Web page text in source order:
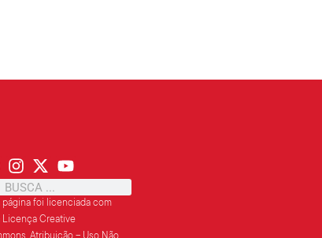
página foi licenciada com
Licença Creative